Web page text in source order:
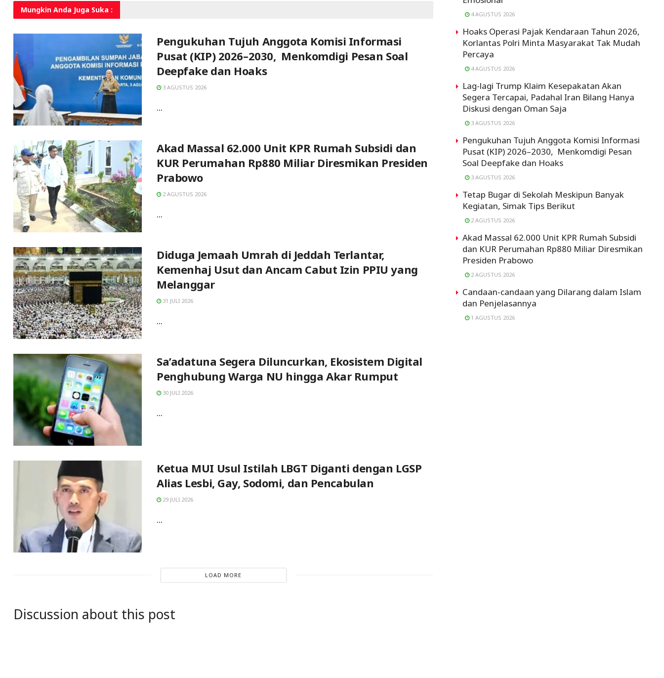
Mungkin Anda Juga Suka :
Pengukuhan Tujuh Anggota Komisi Informasi
Pusat (KIP) 2026–2030, Menkomdigi Pesan Soal
Deepfake dan Hoaks
3 AGUSTUS 2026
...
Akad Massal 62.000 Unit KPR Rumah Subsidi dan
KUR Perumahan Rp880 Miliar Diresmikan Presiden
Prabowo
2 AGUSTUS 2026
...
Diduga Jemaah Umrah di Jeddah Terlantar,
Kemenhaj Usut dan Ancam Cabut Izin PPIU yang
Melanggar
31 JULI 2026
...
Sa’adatuna Segera Diluncurkan, Ekosistem Digital
Penghubung Warga NU hingga Akar Rumput
30 JULI 2026
...
Ketua MUI Usul Istilah LBGT Diganti dengan LGSP
Alias Lesbi, Gay, Sodomi, dan Pencabulan
29 JULI 2026
...
LOAD MORE
Discussion about this post
4 AGUSTUS 2026
Hoaks Operasi Pajak Kendaraan Tahun 2026,
Korlantas Polri Minta Masyarakat Tak Mudah
Percaya
4 AGUSTUS 2026
Lag-lagi Trump Klaim Kesepakatan Akan
Segera Tercapai, Padahal Iran Bilang Hanya
Diskusi dengan Oman Saja
3 AGUSTUS 2026
Pengukuhan Tujuh Anggota Komisi Informasi
Pusat (KIP) 2026–2030, Menkomdigi Pesan
Soal Deepfake dan Hoaks
3 AGUSTUS 2026
Tetap Bugar di Sekolah Meskipun Banyak
Kegiatan, Simak Tips Berikut
2 AGUSTUS 2026
Akad Massal 62.000 Unit KPR Rumah Subsidi
dan KUR Perumahan Rp880 Miliar Diresmikan
Presiden Prabowo
2 AGUSTUS 2026
Candaan-candaan yang Dilarang dalam Islam
dan Penjelasannya
1 AGUSTUS 2026